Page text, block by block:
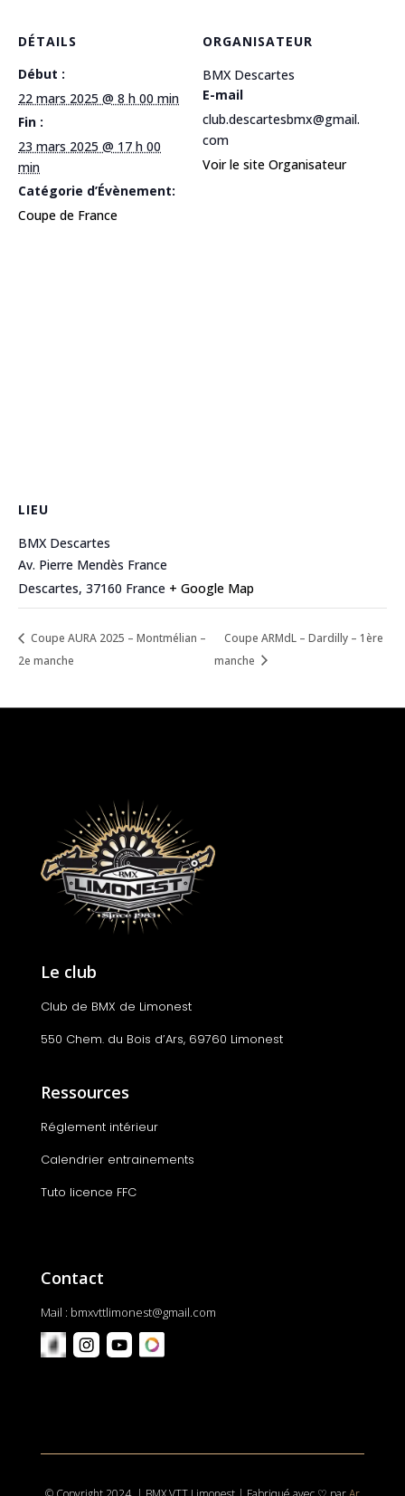
DÉTAILS
Début :
22 mars 2025 @ 8 h 00 min
Fin :
23 mars 2025 @ 17 h 00
min
Catégorie d’Évènement:
Coupe de France
ORGANISATEUR
BMX Descartes
E-mail
club.descartesbmx@gmail.
com
Voir le site Organisateur
LIEU
BMX Descartes
Av. Pierre Mendès France
Descartes, 37160 France + Google Map
Coupe AURA 2025 – Montmélian –
2e manche
Coupe ARMdL – Dardilly – 1ère
manche
Le club
Club de BMX de Limonest
550 Chem. du Bois d’Ars, 69760 Limonest
Ressources
Réglement intérieur
Calendrier entrainements
Tuto licence FFC
Contact
Mail : bmxvttlimonest@gmail.com